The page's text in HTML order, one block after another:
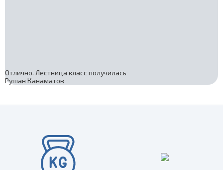
Отлично. Лестница класс получилась
Рушан Канаматов